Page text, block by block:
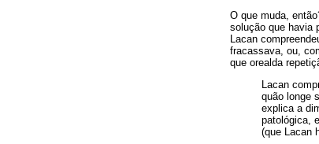
O que muda,
solução que havia
Lacan
fracassava, ou,
que orealda
Lacan
quão longe
explica a
patológica,
(que Lacan